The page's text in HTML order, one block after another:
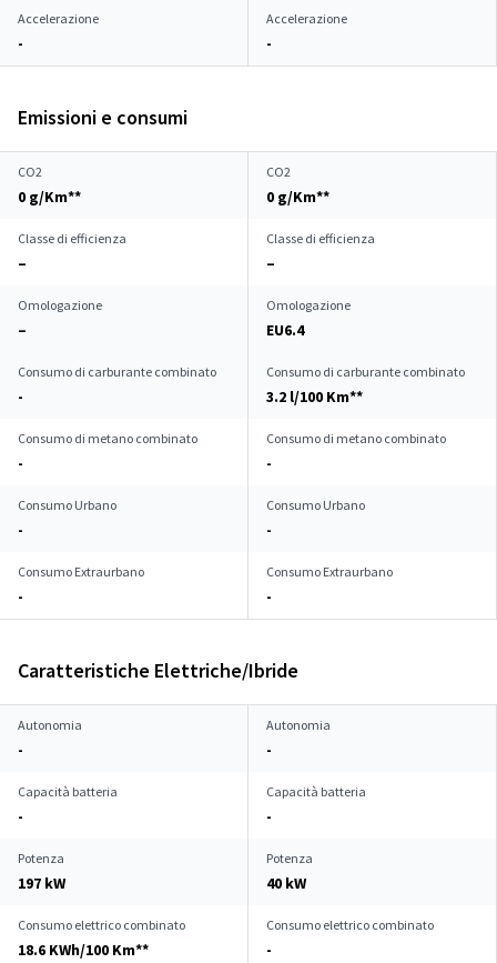
Accelerazione
-
Accelerazione
-
Emissioni e consumi
CO2
0 g/Km**
CO2
0 g/Km**
Classe di efficienza
–
Classe di efficienza
–
Omologazione
–
Omologazione
EU6.4
Consumo di carburante combinato
-
Consumo di carburante combinato
3.2 l/100 Km**
Consumo di metano combinato
-
Consumo di metano combinato
-
Consumo Urbano
-
Consumo Urbano
-
Consumo Extraurbano
-
Consumo Extraurbano
-
Caratteristiche Elettriche/Ibride
Autonomia
-
Autonomia
-
Capacità batteria
-
Capacità batteria
-
Potenza
197 kW
Potenza
40 kW
Consumo elettrico combinato
18.6 KWh/100 Km**
Consumo elettrico combinato
-